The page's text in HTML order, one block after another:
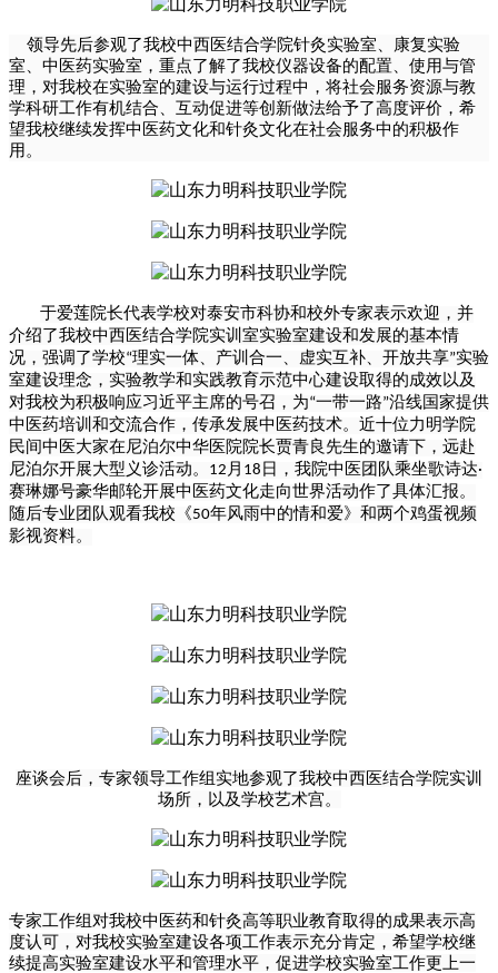
领导先后参观了我校中西医结合学院针灸实验室、康复实验
室、中医药实验室，重点了解了我校仪器设备的配置、使用与管
理，对我校在实验室的建设与运行过程中，将社会服务资源与教
学科研工作有机结合、互动促进等创新做法给予了高度评价，希
望我校继续发挥中医药文化和针灸文化在社会服务中的积极作
用。
于爱莲院长代表学校对泰安市科协和校外专家表示欢迎，并
介绍了我校中西医结合学院实训室实验室建设和发展的基本情
况，强调了学校“理实一体、产训合一、虚实互补、开放共享”实验
室建设理念，实验教学和实践教育示范中心建设取得的成效以及
对我校为积极响应习近平主席的号召，为“一带一路”沿线国家提供
中医药培训和交流合作，传承发展中医药技术。近十位力明学院
民间中医大家在尼泊尔中华医院院长贾青良先生的邀请下，远赴
尼泊尔开展大型义诊活动。 12 月 18 日，我院中医团队乘坐歌诗达·
赛琳娜号豪华邮轮开展中医药文化走向世界活动作了具体汇报。
随后专业团队观看我校《50年风雨中的情和爱》和两个鸡蛋视频
影视资料。
座谈会后，专家领导工作组实地参观了我校中西医结合学院实训
场所，以及学校艺术宫。
专家工作组对我校中医药和针灸高等职业教育取得的成果表示高
度认可，对我校实验室建设各项工作表示充分肯定，希望学校继
续提高实验室建设水平和管理水平，促进学校实验室工作更上一